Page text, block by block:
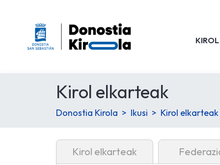
Kirol elkarteak
Donostia Kirola Ikusi Kirol elkarteak
Kirol elkarteak